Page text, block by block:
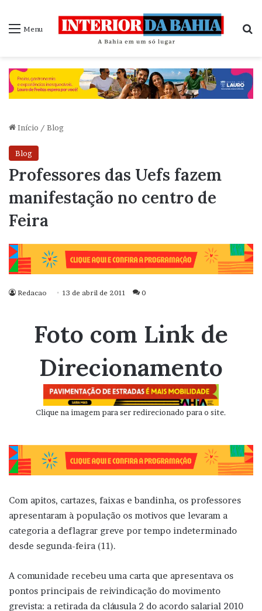
Menu
Início / Blog
Blog
Professores das Uefs fazem
manifestação no centro de
Feira
Redacao 13 de abril de 2011 0
Foto com Link de
Direcionamento
Clique na imagem para ser redirecionado para o site.
Com apitos, cartazes, faixas e bandinha, os professores
apresentaram à população os motivos que levaram a
categoria a deflagrar greve por tempo indeterminado
desde segunda-feira (11).
A comunidade recebeu uma carta que apresentava os
pontos principais de reivindicação do movimento
grevista: a retirada da cláusula 2 do acordo salarial 2010